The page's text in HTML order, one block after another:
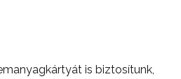
is biztosítunk,